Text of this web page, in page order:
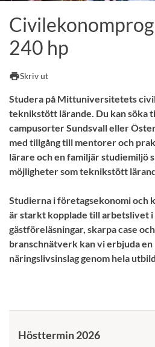
240 hp
printSkriv ut
Studera på Mittuniversitetets
teknikstött lärande. Du kan söka
campusorter Sundsvall eller
med tillgång till mentorer och
lärare och en familjär studiemiljö
möjligheter som teknikstött
Studierna i företagsekonomi och
är starkt kopplade till arbetslivet
gästföreläsningar, skarpa case
branschnätverk kan vi erbjuda en
näringslivsinslag genom hela
Hösttermin 2026